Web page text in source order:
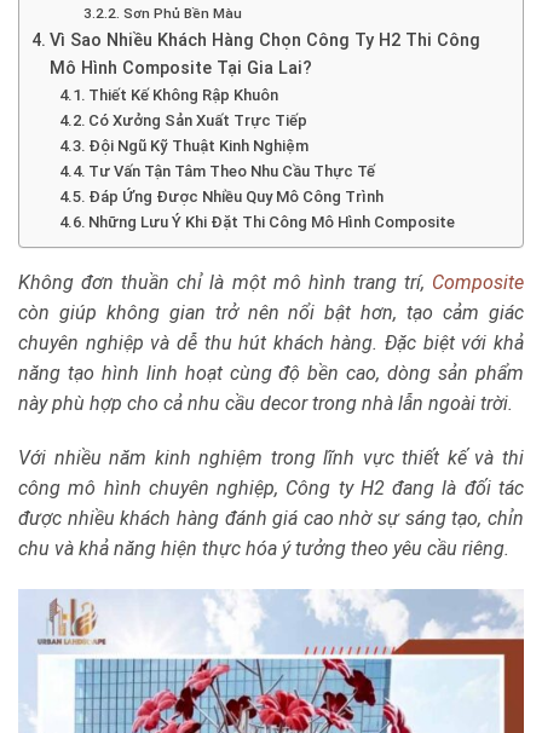
Sơn Phủ Bền Màu
Vì Sao Nhiều Khách Hàng Chọn Công Ty H2 Thi Công
Mô Hình Composite Tại Gia Lai?
Thiết Kế Không Rập Khuôn
Có Xưởng Sản Xuất Trực Tiếp
Đội Ngũ Kỹ Thuật Kinh Nghiệm
Tư Vấn Tận Tâm Theo Nhu Cầu Thực Tế
Đáp Ứng Được Nhiều Quy Mô Công Trình
Những Lưu Ý Khi Đặt Thi Công Mô Hình Composite
Không đơn thuần chỉ là một mô hình trang trí, Composite
còn giúp không gian trở nên nổi bật hơn, tạo cảm giác
chuyên nghiệp và dễ thu hút khách hàng. Đặc biệt với khả
năng tạo hình linh hoạt cùng độ bền cao, dòng sản phẩm
này phù hợp cho cả nhu cầu decor trong nhà lẫn ngoài trời.
Với nhiều năm kinh nghiệm trong lĩnh vực thiết kế và thi
công mô hình chuyên nghiệp, Công ty H2đang là đối tác
được nhiều khách hàng đánh giá cao nhờ sự sáng tạo, chỉn
chu và khả năng hiện thực hóa ý tưởng theo yêu cầu riêng.